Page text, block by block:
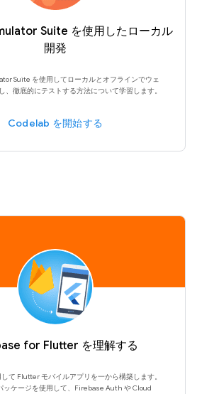
Suite を使用したローカル
開発
Suite を使用してローカルとオフラインでウェ
、徹底的にテストする方法について学習します。
Codelab を開始する
for Flutter を理解する
て Flutter モバイルアプリを一から構築します。
ケージを使用して、Firebase Auth や Cloud